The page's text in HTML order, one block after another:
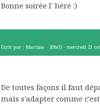
Bonne soirée l' héré :)
Écrit par : Martine 20h05 -mercredi 21
De toutes façons il faut
mais s'adapter comme